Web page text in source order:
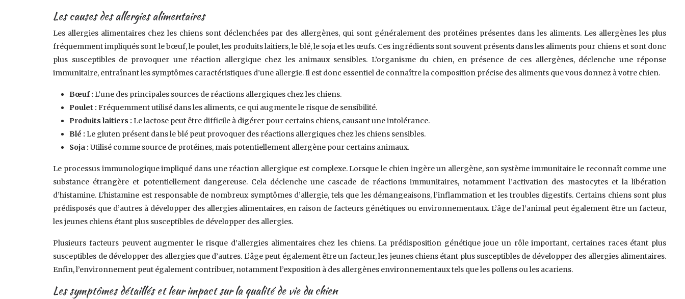
Les causes des allergies alimentaires
Les allergies alimentaires chez les chiens sont déclenchées par des allergènes, qui sont généralement des protéines présentes dans les aliments. Les allergènes les plus
fréquemment impliqués sont le bœuf, le poulet, les produits laitiers, le blé, le soja et les œufs. Ces ingrédients sont souvent présents dans les aliments pour chiens et sont donc
plus susceptibles de provoquer une réaction allergique chez les animaux sensibles. L’organisme du chien, en présence de ces allergènes, déclenche une réponse
immunitaire, entraînant les symptômes caractéristiques d’une allergie. Il est donc essentiel de connaître la composition précise des aliments que vous donnez à votre chien.
Bœuf : L’une des principales sources de réactions allergiques chez les chiens.
Poulet :Fréquemment utilisé dans les aliments, ce qui augmente le risque de sensibilité.
Produits laitiers : Le lactose peut être difficile à digérer pour certains chiens, causant une intolérance.
Blé : Le gluten présent dans le blé peut provoquer des réactions allergiques chez les chiens sensibles.
Soja :Utilisé comme source de protéines, mais potentiellement allergène pour certains animaux.
Le processus immunologique impliqué dans une réaction allergique est complexe. Lorsque le chien ingère un allergène, son système immunitaire le reconnaît comme une
substance étrangère et potentiellement dangereuse. Cela déclenche une cascade de réactions immunitaires, notamment l’activation des mastocytes et la libération
d’histamine. L’histamine est responsable de nombreux symptômes d’allergie, tels que les démangeaisons, l’inflammation et les troubles digestifs. Certains chiens sont plus
prédisposés que d’autres à développer des allergies alimentaires, en raison de facteurs génétiques ou environnementaux. L’âge de l’animal peut également être un facteur,
les jeunes chiens étant plus susceptibles de développer des allergies.
Plusieurs facteurs peuvent augmenter le risque d’allergies alimentaires chez les chiens. La prédisposition génétique joue un rôle important, certaines races étant plus
susceptibles de développer des allergies que d’autres. L’âge peut également être un facteur, les jeunes chiens étant plus susceptibles de développer des allergies alimentaires.
Enfin, l’environnement peut également contribuer, notamment l’exposition à des allergènes environnementaux tels que les pollens ou les acariens.
Les symptômes détaillés et leur impact sur la qualité de vie du chien